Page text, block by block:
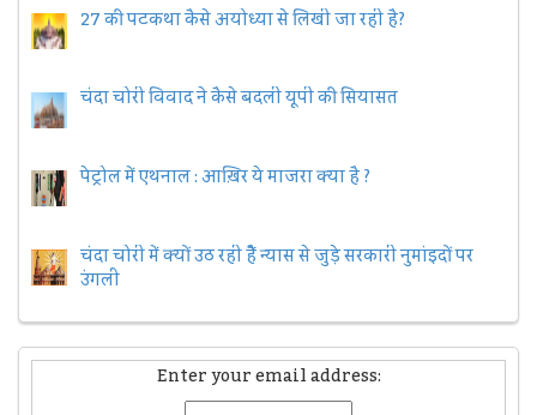
27 की पटकथा कैसे अयोध्या से लिखी जा रही है?
चंदा चोरी विवाद ने कैसे बदली यूपी की सियासत
पेट्रोल में एथनाल : आख़िर ये माजरा क्या है ?
चंदा चोरी में क्यों उठ रही हैैं न्यास से जुड़े सरकारी नुमांइदों पर
उंगली
Enter your email address: